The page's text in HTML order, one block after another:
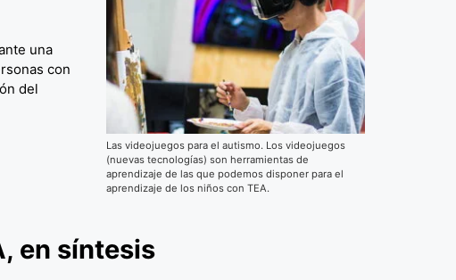
Las videojuegos para el autismo. Los videojuegos
(nuevas tecnologías) son herramientas de
aprendizaje de las que podemos disponer para el
aprendizaje de los niños con TEA.
una
con
del
en síntesis